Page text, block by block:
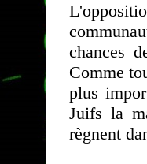
chances
Comme
plus
Juifs la
règnent